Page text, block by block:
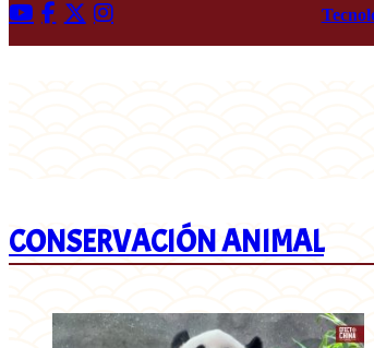
CONSERVACIÓN ANIMAL